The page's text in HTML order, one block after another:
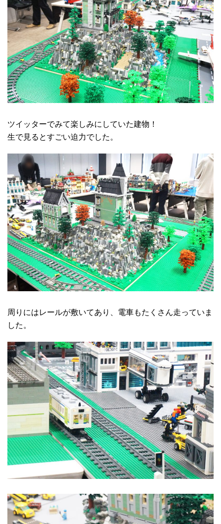
ツイッターでみて楽しみにしていた建物！
生で見るとすごい迫力でした。
周りにはレールが敷いてあり、電車もたくさん走っていま
した。